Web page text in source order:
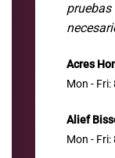
pruebas
Acres
Mon - Fri:
Alief
Mon - Fri: